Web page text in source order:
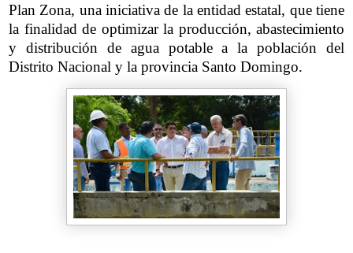
Plan Zona, una iniciativa de la entidad estatal, que tiene
la finalidad de optimizar la producción, abastecimiento
y distribución de agua potable a la población del
Distrito Nacional y la provincia Santo Domingo.